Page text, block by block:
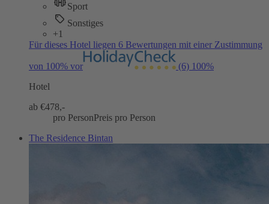
Sport
Sonstiges
+1
Für dieses Hotel liegen 6 Bewertungen mit einer Zustimmung
von 100% vor (6) 100%
Hotel
ab €478,-
pro PersonPreis pro Person
The Residence Bintan